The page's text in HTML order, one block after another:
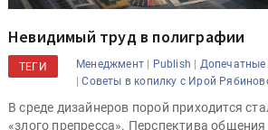
Невидимый труд в полиграфии
ТЕГИ Менеджмент | Publish | Допечатные
|Советы в копилку с Ирой
В среде дизайнеров порой приходится
«злого препресса». Перспектива